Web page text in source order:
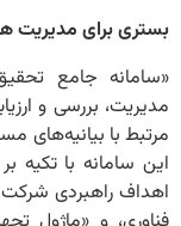
بستری برای مدیریت
«سامانه جامع
مدیریت، بررسی و
مرتبط با بیانیه‌های
این سامانه با
اهداف راهبردی